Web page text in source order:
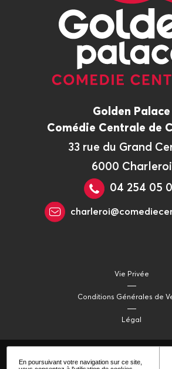
Golden Palace
Comédie Centrale de
33 rue du Grand
6000 Charleroi
04 254 05
Vie Privée
Conditions Générales de
Légal
En poursuivant votre navigation sur ce site,